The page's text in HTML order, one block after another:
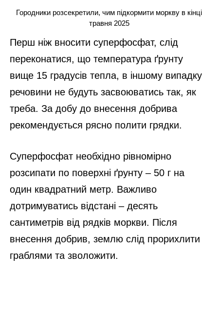
Городники розсекретили, чим підкормити моркву в кінці
травня 2025
Перш ніж вносити суперфосфат, слід
переконатися, що температура ґрунту
вище 15 градусів тепла, в іншому випадку
речовини не будуть засвоюватись так, як
треба. За добу до внесення добрива
рекомендується рясно полити грядки.
Суперфосфат необхідно рівномірно
розсипати по поверхні ґрунту – 50 г на
один квадратний метр. Важливо
дотримуватись відстані – десять
сантиметрів від рядків моркви. Після
внесення добрив, землю слід прорихлити
граблями та зволожити.